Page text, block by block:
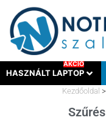
HASZNÁLT LAPTOP
AKCIÓ
Kezdőoldal >
Szűrés